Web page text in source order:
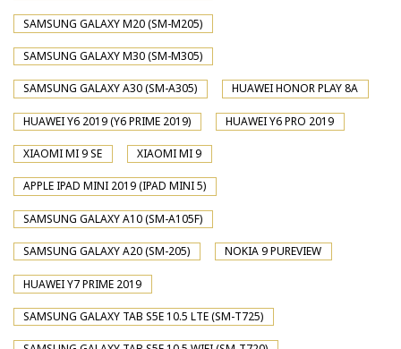
SAMSUNG GALAXY M20 (SM-M205)
SAMSUNG GALAXY M30 (SM-M305)
SAMSUNG GALAXY A30 (SM-A305) HUAWEI HONOR PLAY 8A
HUAWEI Y6 2019 (Y6 PRIME 2019) HUAWEI Y6 PRO 2019
XIAOMI MI 9 SE XIAOMI MI 9
APPLE IPAD MINI 2019 (IPAD MINI 5)
SAMSUNG GALAXY A10 (SM-A105F)
SAMSUNG GALAXY A20 (SM-205) NOKIA 9 PUREVIEW
HUAWEI Y7 PRIME 2019
SAMSUNG GALAXY TAB S5E 10.5 LTE (SM-T725)